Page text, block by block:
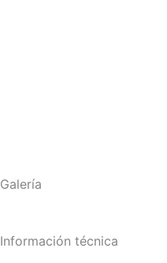
Galería
Información técnica